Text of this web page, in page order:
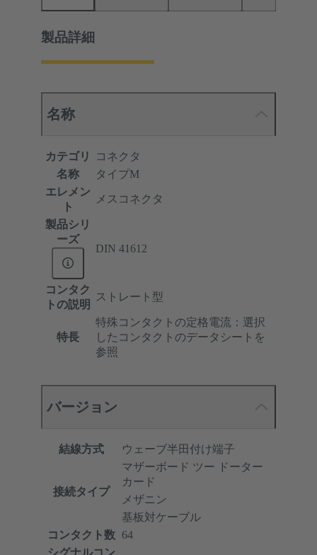
製品詳細
名称
カテゴリ
コネクタ
名称
タイプM
エレメン
ト
メスコネクタ
製品シリ
ーズ
DIN 41612
コンタク
トの説明
ストレート型
特長
特殊コンタクトの定格電流：選択
したコンタクトのデータシートを
参照
バージョン
結線方式 ウェーブ半田付け端子
接続タイプ
マザーボード ツー ドーター
カード
メザニン
基板対ケーブル
コンタクト数
64
シグナルコン